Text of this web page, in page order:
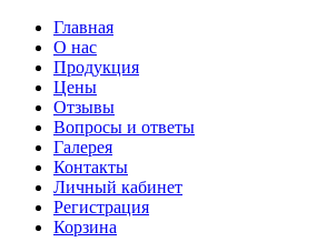
Главная
О нас
Продукция
Цены
Отзывы
Вопросы и ответы
Галерея
Контакты
Личный кабинет
Регистрация
Корзина